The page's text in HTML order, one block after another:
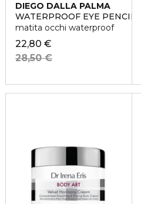
DIEGO DALLA PALMA
WATERPROOF EYE PENCIL
matita occhi waterproof
22,80 €
28,50 €